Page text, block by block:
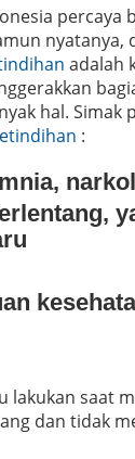
percaya
nyatanya,
adalah
hal. Simak
:
lakukan saat
dan tidak